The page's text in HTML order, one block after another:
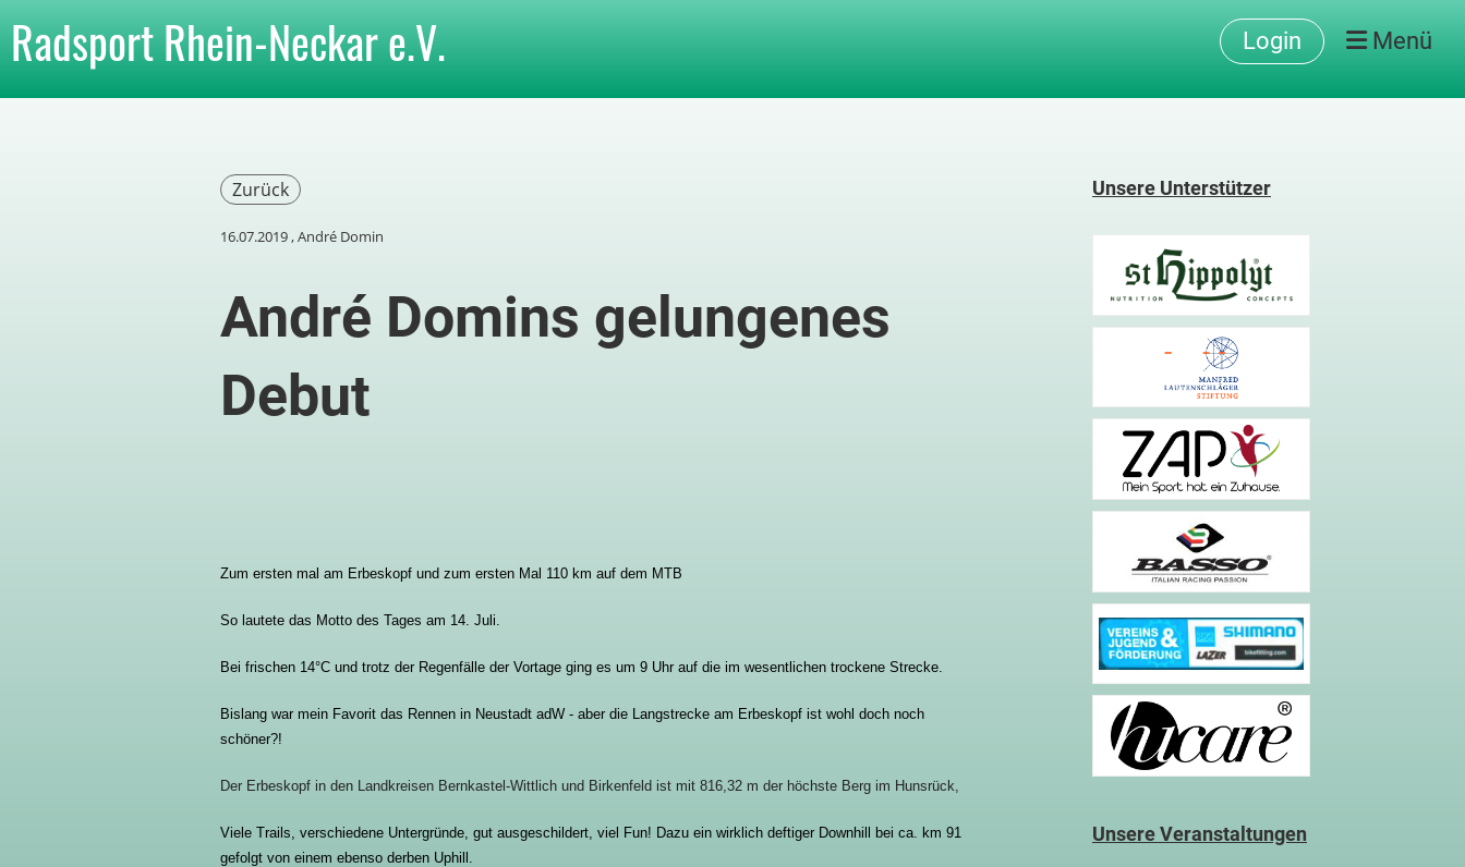
Radsport Rhein-Neckar e.V. Login Menü
Zurück
16.07.2019, André Domin
André Domins gelungenes
Debut
Zum ersten mal am Erbeskopf und zum ersten Mal 110 km auf dem MTB
So lautete das Motto des Tages am 14. Juli.
Bei frischen 14°C und trotz der Regenfälle der Vortage ging es um 9 Uhr auf die im wesentlichen trockene Strecke.
Bislang war mein Favorit das Rennen in Neustadt adW - aber die Langstrecke am Erbeskopf ist wohl doch noch
schöner?!
Der Erbeskopf in den Landkreisen Bernkastel-Wittlich und Birkenfeld ist mit 816,32 m der höchste Berg im Hunsrück,
Viele Trails, verschiedene Untergründe, gut ausgeschildert, viel Fun! Dazu ein wirklich deftiger Downhill bei ca. km 91
gefolgt von einem ebenso derben Uphill.
Unsere Unterstützer
Unsere Veranstaltungen